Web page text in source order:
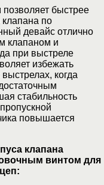
быстрее
клапана по
девайс отлично
клапаном и
при выстреле
избежать
когда
стабильность
повышается
клапана
винтом для